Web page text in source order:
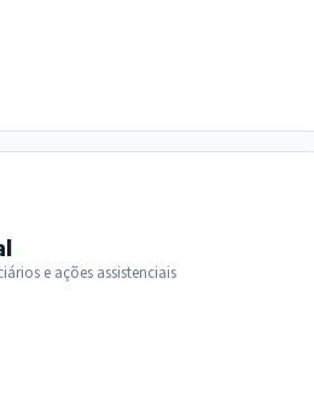
e ações assistenciais